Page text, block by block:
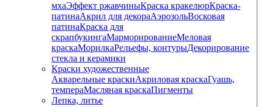
мхаЭффект ржавчиныКраска кракелюрКраска-
патинаАкрил для декораАэрозольВосковая
патинаКраска для
скрапбукингаМарморированиеМеловая
краскаМорилкаРельефы, контурыДекорирование
стекла и керамики
Краски художественные
Акварельные краскиАкриловая краскаГуашь,
темпераМасляная краскаПигменты
Лепка, литье